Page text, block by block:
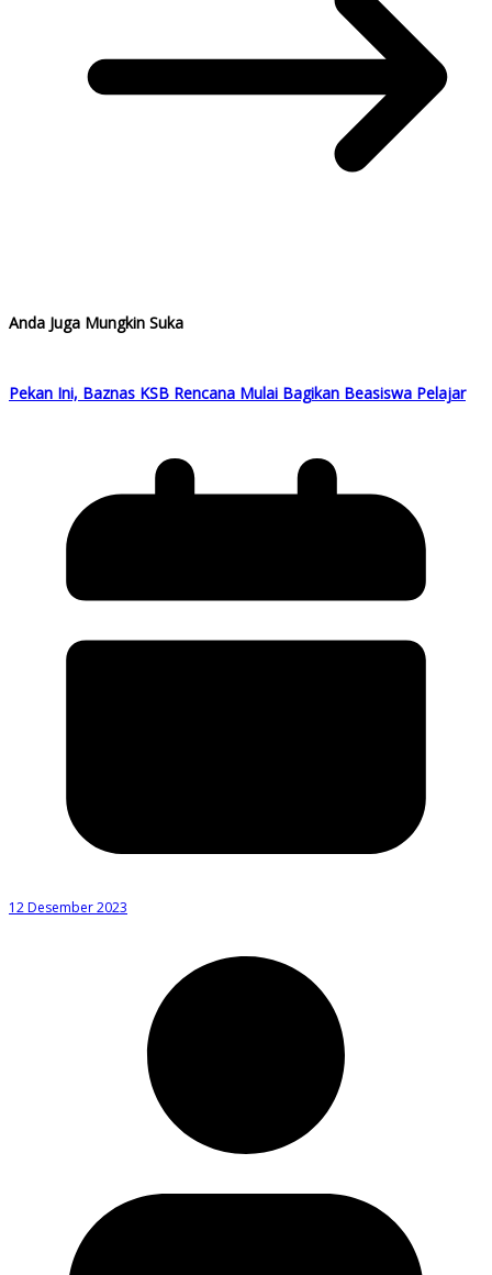
Anda Juga Mungkin Suka
Pekan Ini, Baznas KSB Rencana Mulai Bagikan Beasiswa Pelajar
12 Desember 2023